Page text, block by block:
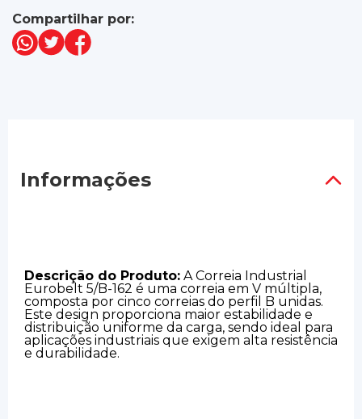
Compartilhar por:
Informações
Descrição do Produto: A Correia Industrial
Eurobelt 5/B-162 é uma correia em V múltipla,
composta por cinco correias do perfil B unidas.
Este design proporciona maior estabilidade e
distribuição uniforme da carga, sendo ideal para
aplicações industriais que exigem alta resistência
e durabilidade.